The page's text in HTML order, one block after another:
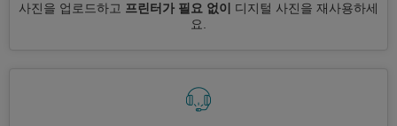
사진을 업로드하고 프린터가 필요 없이
디지털 사진을 재사용하세
요.